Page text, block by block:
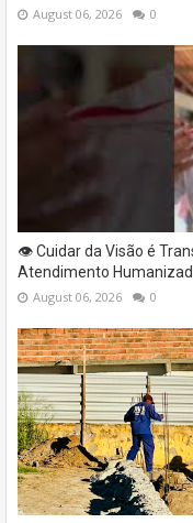
August 06, 2026 0
👁️ Cuidar da Visão é
Atendimento
August 06, 2026 0